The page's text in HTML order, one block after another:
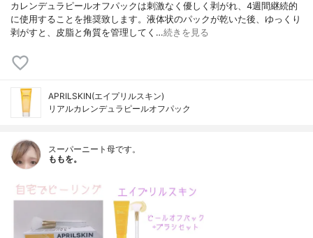
カレンデュラピールオフパックは刺激なく優しく剥がれ、4週間継続的
に使用することを推奨致します。液体状のパックが乾いた後、ゆっくり
剥がすと、皮脂と角質を管理してく…続きを見る
APRILSKIN(エイプリルスキン)
リアルカレンデュラピールオフパック
スーパーニート母です。
ももを。